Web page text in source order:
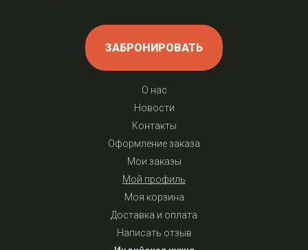
ЗАБРОНИРОВАТЬ
О нас
Новости
Контакты
Оформление заказа
Мои заказы
Мой профиль
Моя корзина
Доставка и оплата
Написать отзыв